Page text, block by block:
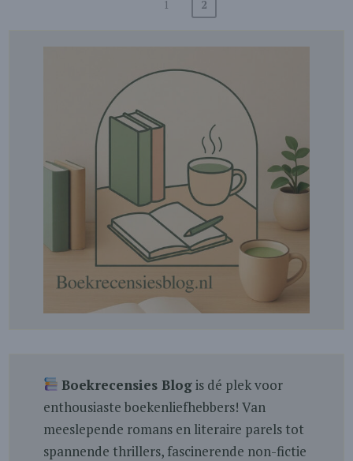
paginering
1 2
Boekrecensies Blogis dé plek voor
enthousiaste boekenliefhebbers! Van
meeslepende romans en literaire parels tot
spannende thrillers, fascinerende non-fictie